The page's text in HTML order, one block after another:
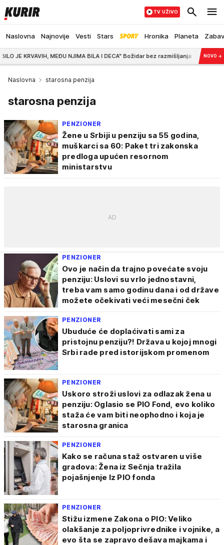
Naslovna Najnovije Vesti Stars Hronika Planeta
TV UŽIVO
MEĐU NJIMA BILA I DECA" Božidar bez razmišljanja UPALIO NOVO →
Naslovna starosna penzija
starosna penzija
PENZIONER
Žene u Srbiji u penziju sa 55 godina,
muškarci sa 60: Paket tri zakonska
predloga upućen resornom
ministarstvu
PENZIONER
Ovo je način da trajno povećate svoju
penziju: Uslovi su vrlo jednostavni,
treba vam samo godinu dana i od države
možete očekivati veći mesečni ček
PENZIONER
Ubuduće će doplaćivati sami za
pristojnu penziju?! Država u kojoj mnogi
Srbi rade pred istorijskom promenom
PENZIONER
Uskoro stroži uslovi za odlazak žena u
penziju: Oglasio se PIO Fond, evo koliko
staža će vam biti neophodno i koja je
starosna granica
PENZIONER
Kako se računa staž ostvaren u više
gradova: Žena iz Sečnja tražila
pojašnjenje Iz PIO fonda
PENZIONER
Stižu izmene Zakona o PIO: Veliko
olakšanje za poljoprivrednike i vojnike, a
evo šta se zapravo dešava majkama i